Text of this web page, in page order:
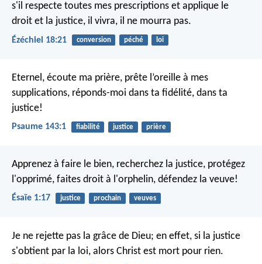
s'il respecte toutes mes prescriptions et applique le
droit et la justice, il vivra, il ne mourra pas.
Ézéchiel 18:21 conversion péché loi
Eternel, écoute ma prière, prête l’oreille à mes
supplications, réponds-moi dans ta fidélité, dans ta
justice!
Psaume 143:1 fiabilité justice prière
Apprenez à faire le bien, recherchez la justice, protégez
l'opprimé, faites droit à l'orphelin, défendez la veuve!
Ésaïe 1:17 justice prochain veuves
Je ne rejette pas la grâce de Dieu; en effet, si la justice
s'obtient par la loi, alors Christ est mort pour rien.